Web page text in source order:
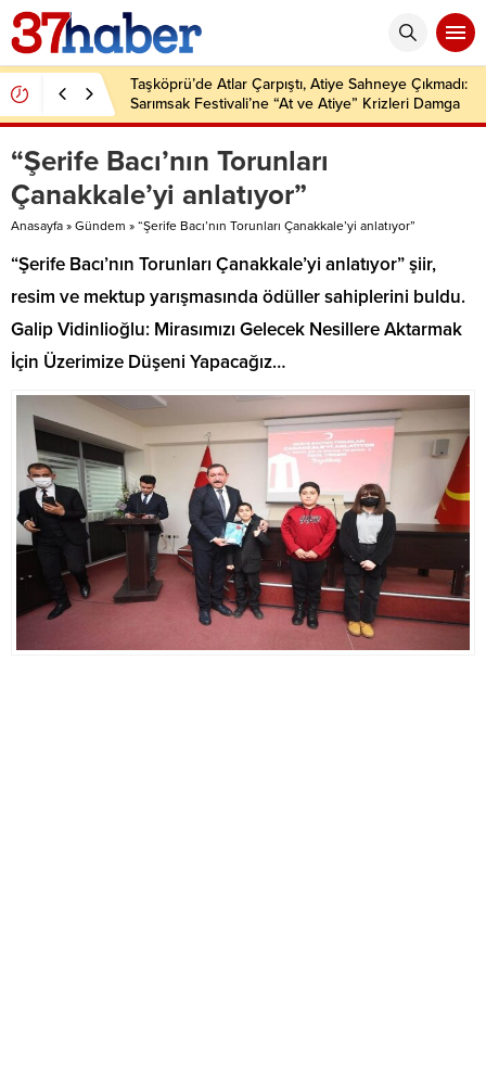
Taşköprü’de Atlar Çarpıştı, Atiye Sahneye Çıkmadı:
Sarımsak Festivali’ne “At ve Atiye” Krizleri Damga
Vurdu!
“Şerife Bacı’nın Torunları
Çanakkale’yi anlatıyor”
Anasayfa » Gündem » “Şerife Bacı’nın Torunları Çanakkale’yi anlatıyor”
“Şerife Bacı’nın Torunları Çanakkale’yi anlatıyor” şiir,
resim ve mektup yarışmasında ödüller sahiplerini buldu.
Galip Vidinlioğlu: Mirasımızı Gelecek Nesillere Aktarmak
İçin Üzerimize Düşeni Yapacağız…